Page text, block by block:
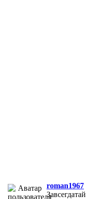
roman1967
Завсегдатай